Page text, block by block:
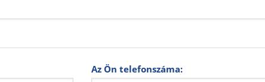
Az Ön telefonszáma: